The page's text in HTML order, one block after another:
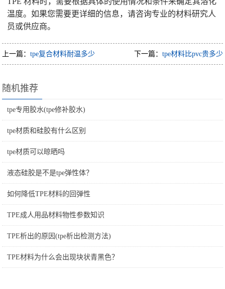
温度。如果您需要更详细的信息，请咨询专业的材料研究人
员或供应商。
上一篇：tpe复合材料耐温多少 下一篇： tpe材料比pvc贵多少
随机推荐
tpe专用胶水(tpe修补胶水)
tpe材质和硅胶有什么区别
tpe材质可以晾晒吗
液态硅胶是不是tpe弹性体？
如何降低TPE材料的回弹性
TPE成人用品材料物性参数知识
TPE析出的原因(tpe析出检测方法)
TPE材料为什么会出现块状青黑色？